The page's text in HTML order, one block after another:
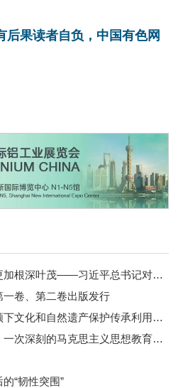
后果读者自负，中国有色网
让中朝传统友谊之树更加根深叶茂——习近平总书记对朝鲜进行国事访问纪实
一卷、第二卷出版发行
在习近平文化思想引领下文化和自然遗产保护传承利用工作开创新局面
伟大征程丨延安整风：一次深刻的马克思主义思想教育运动
“韧性突围”